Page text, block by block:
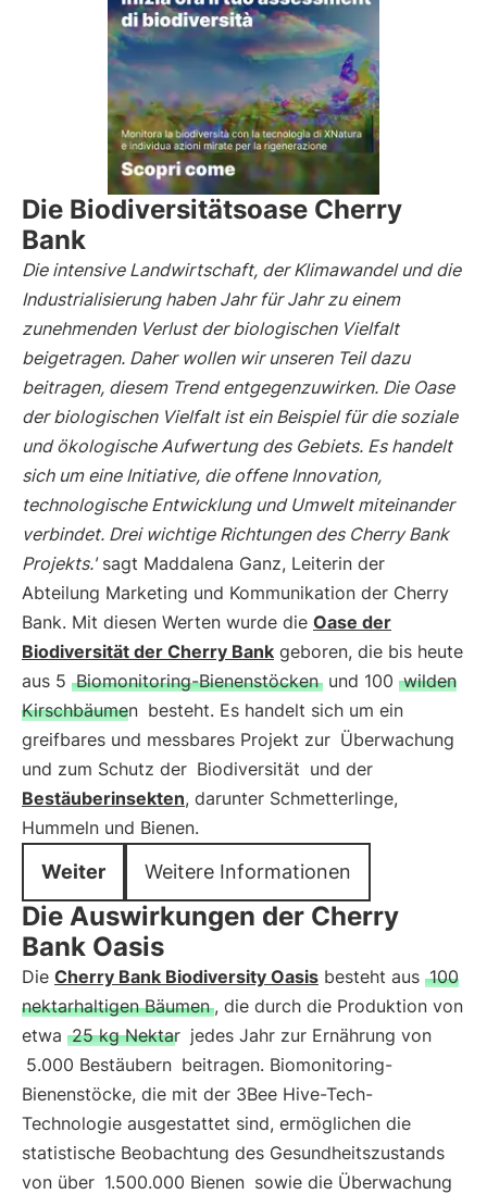
Die Biodiversitätsoase Cherry
Bank
Die intensive Landwirtschaft, der Klimawandel und die
Industrialisierung haben Jahr für Jahr zu einem
zunehmenden Verlust der biologischen Vielfalt
beigetragen. Daher wollen wir unseren Teil dazu
beitragen, diesem Trend entgegenzuwirken. Die Oase
der biologischen Vielfalt ist ein Beispiel für die soziale
und ökologische Aufwertung des Gebiets. Es handelt
sich um eine Initiative, die offene Innovation,
technologische Entwicklung und Umwelt miteinander
verbindet. Drei wichtige Richtungen des Cherry Bank
Projekts.'sagt Maddalena Ganz, Leiterin der
Abteilung Marketing und Kommunikation der Cherry
Bank. Mit diesen Werten wurde die Oase der
Biodiversität der Cherry Bank geboren, die bis heute
aus 5 Biomonitoring-Bienenstöcken und 100 wilden
Kirschbäumen besteht. Es handelt sich um ein
greifbares und messbares Projekt zur Überwachung
und zum Schutz der Biodiversität und der
Bestäuberinsekten, darunter Schmetterlinge,
Hummeln und Bienen.
Weiter Weitere Informationen
Die Auswirkungen der Cherry
Bank Oasis
Die Cherry Bank Biodiversity Oasis besteht aus 100
nektarhaltigen Bäumen , die durch die Produktion von
etwa 25 kg Nektar jedes Jahr zur Ernährung von
5.000 Bestäubern beitragen. Biomonitoring-
Bienenstöcke, die mit der 3Bee Hive-Tech-
Technologie ausgestattet sind, ermöglichen die
statistische Beobachtung des Gesundheitszustands
von über 1.500.000 Bienen sowie die Überwachung